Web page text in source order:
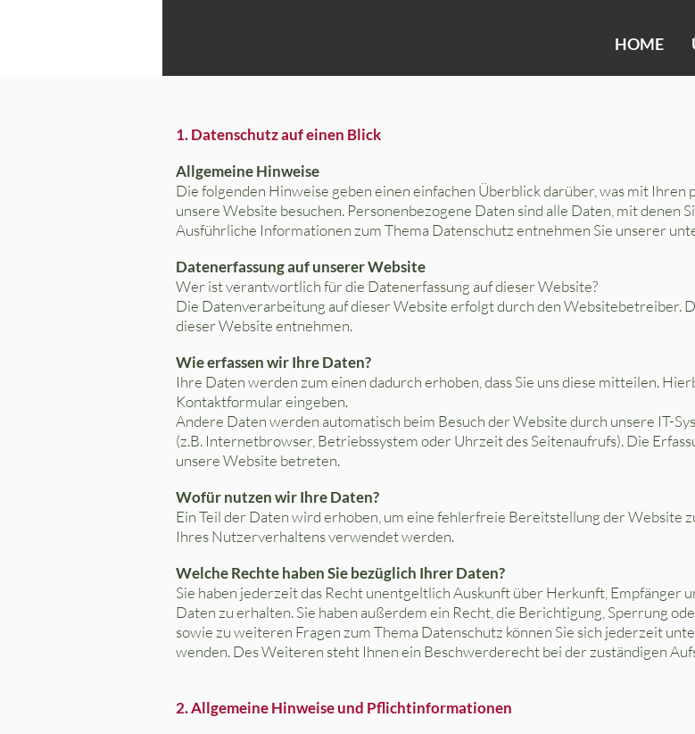
HOME
1. Datenschutz auf einen Blick
Allgemeine Hinweise
Die folgenden Hinweise geben einen einfachen Überblick darüber, was mit Ihren
unsere Website besuchen. Personenbezogene Daten sind alle Daten, mit denen
Ausführliche Informationen zum Thema Datenschutz entnehmen Sie unserer
Datenerfassung auf unserer Website
Wer ist verantwortlich für die Datenerfassung auf dieser Website?
Die Datenverarbeitung auf dieser Website erfolgt durch den Websitebetreiber.
dieser Website entnehmen.
Wie erfassen wir Ihre Daten?
Ihre Daten werden zum einen dadurch erhoben, dass Sie uns diese mitteilen.
Kontaktformular eingeben.
Andere Daten werden automatisch beim Besuch der Website durch unsere IT-
(z.B. Internetbrowser, Betriebssystem oder Uhrzeit des Seitenaufrufs). Die
unsere Website betreten.
Wofür nutzen wir Ihre Daten?
Ein Teil der Daten wird erhoben, um eine fehlerfreie Bereitstellung der Website
Ihres Nutzerverhaltens verwendet werden.
Welche Rechte haben Sie bezüglich Ihrer Daten?
Sie haben jederzeit das Recht unentgeltlich Auskunft über Herkunft, Empfänger
Daten zu erhalten. Sie haben außerdem ein Recht, die Berichtigung, Sperrung
sowie zu weiteren Fragen zum Thema Datenschutz können Sie sich jederzeit
wenden. Des Weiteren steht Ihnen ein Beschwerderecht bei der zuständigen
2. Allgemeine Hinweise und Pflichtinformationen